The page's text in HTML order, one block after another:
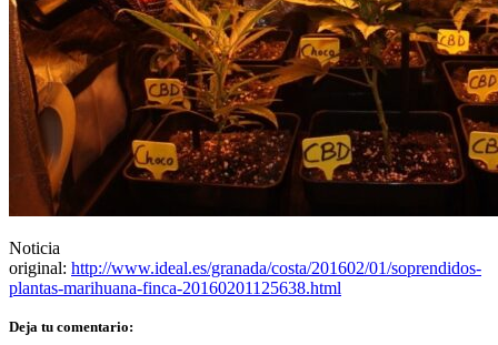
Noticia
original: http://www.ideal.es/granada/costa/201602/01/soprendidos-
plantas-marihuana-finca-20160201125638.html
Deja tu comentario: